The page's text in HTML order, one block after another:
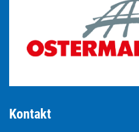
Kontakt